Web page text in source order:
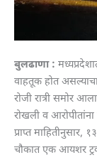
बुलढाणा :
वाहतूक होत
रोजी रात्री समोर
रोखली व
प्राप्त माहितीनुसार,
चौकात एक आयशर